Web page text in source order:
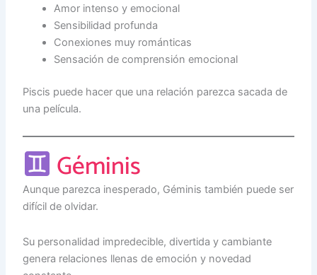
Amor intenso y emocional
Sensibilidad profunda
Conexiones muy románticas
Sensación de comprensión emocional
Piscis puede hacer que una relación parezca sacada de
una película.
Géminis
Aunque parezca inesperado, Géminis también puede ser
difícil de olvidar.
Su personalidad impredecible, divertida y cambiante
genera relaciones llenas de emoción y novedad